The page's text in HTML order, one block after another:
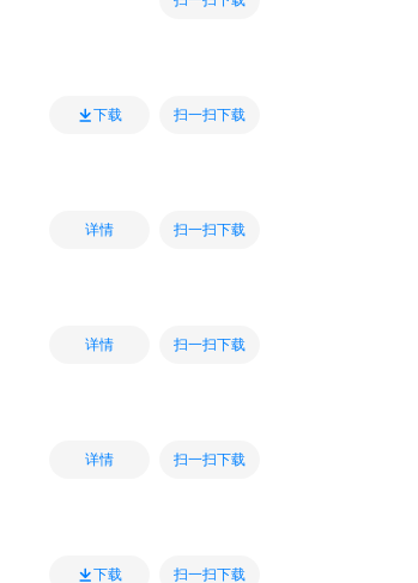
下载 扫一扫下载
详情 扫一扫下载
详情 扫一扫下载
详情 扫一扫下载
下载 扫一扫下载